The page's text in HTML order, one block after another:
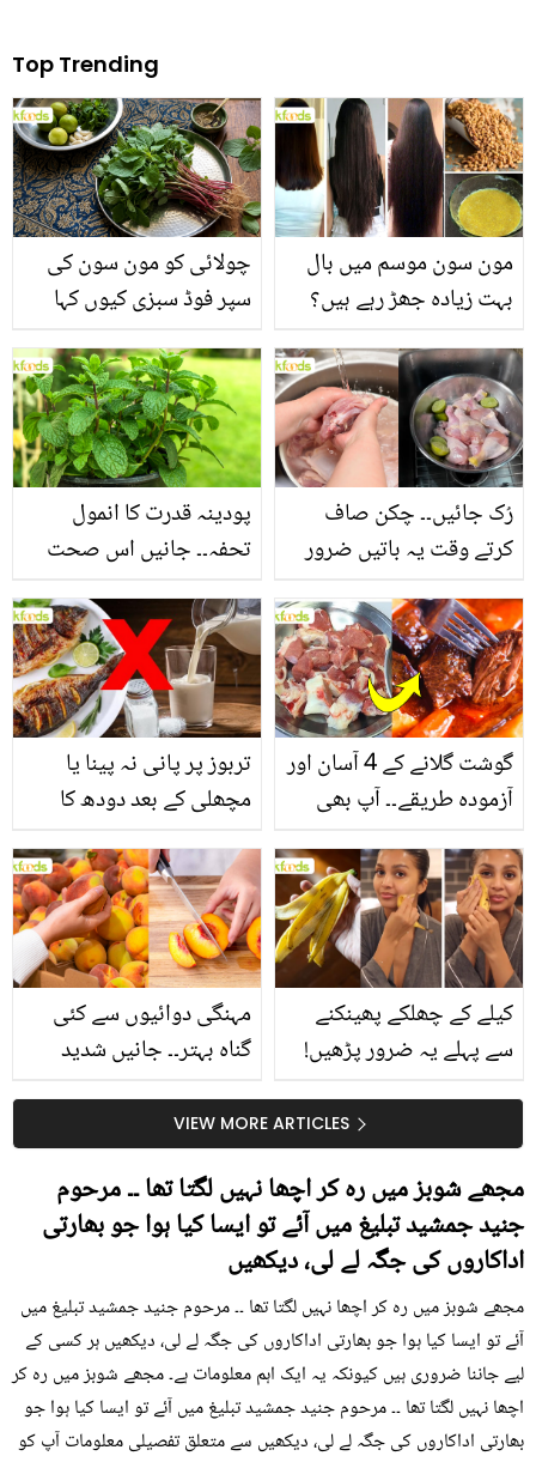
Top Trending
چولائی کو مون سون کی
سپر فوڈ سبزی کیوں کہا
منرلز اور اینٹی آکسیڈنٹس
سے بھرپور اس سبزی کے
فائدے
مون سون موسم میں بال
بہت زیادہ جھڑ رہے ہیں؟
بنانے کے چند قدرتی طریقے
پودینہ قدرت کا انمول
تحفہ۔۔ جانیں اس صحت
انگیز طبی فوائد
رُک جائیں۔۔ چکن صاف
کرتے وقت یہ باتیں ضرور
تربوز پر پانی نہ پینا یا
مچھلی کے بعد دودھ کا
سے متعلق غلط فہمیوں کی
حقیقت کیا ہے اور افواہ
کیا؟
گوشت گلانے کے 4 آسان اور
آزمودہ طریقے۔۔ آپ بھی
بتائے راز
مہنگی دوائیوں سے کئی
گناہ بہتر۔۔ جانیں شدید
کیوں کھانا چاہیے؟
کیلے کے چھلکے پھینکنے
سے پہلے یہ ضرور پڑھیں!
سستا اور قدرتی حلVIEW MORE ARTICLES
مجھے شوبز میں رہ کر اچھا نہیں لگتا تھا ۔۔ مرحوم
جنید جمشید تبلیغ میں آئے تو ایسا کیا ہوا جو بھارتی
اداکاروں کی جگہ لے لی، دیکھیں
مجھے شوبز میں رہ کر اچھا نہیں لگتا تھا ۔۔ مرحوم جنید جمشید تبلیغ میں
آئے تو ایسا کیا ہوا جو بھارتی اداکاروں کی جگہ لے لی، دیکھیں ہر کسی کے
لیے جاننا ضروری ہیں کیونکہ یہ ایک اہم معلومات ہے۔ مجھے شوبز میں رہ کر
اچھا نہیں لگتا تھا ۔۔ مرحوم جنید جمشید تبلیغ میں آئے تو ایسا کیا ہوا جو
بھارتی اداکاروں کی جگہ لے لی، دیکھیں سے متعلق تفصیلی معلومات آپ کو